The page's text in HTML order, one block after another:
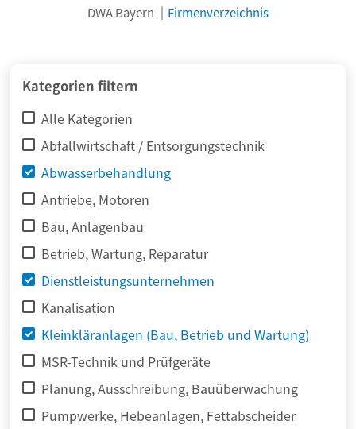
DWA Bayern Firmenverzeichnis
Kategorien filtern
Alle Kategorien
Abfallwirtschaft / Entsorgungstechnik
Abwasserbehandlung
Antriebe, Motoren
Bau, Anlagenbau
Betrieb, Wartung, Reparatur
Dienstleistungsunternehmen
Kanalisation
Kleinkläranlagen (Bau, Betrieb und Wartung)
MSR-Technik und Prüfgeräte
Planung, Ausschreibung, Bauüberwachung
Pumpwerke, Hebeanlagen, Fettabscheider